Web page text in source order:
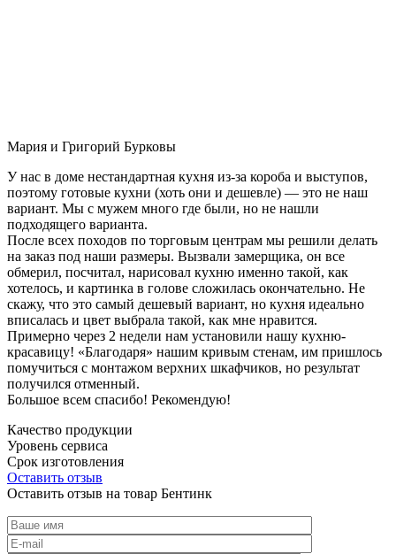
Мария и Григорий Бурковы
У нас в доме нестандартная кухня из-за короба и выступов,
поэтому готовые кухни (хоть они и дешевле) — это не наш
вариант. Мы с мужем много где были, но не нашли
подходящего варианта.
После всех походов по торговым центрам мы решили делать
на заказ под наши размеры. Вызвали замерщика, он все
обмерил, посчитал, нарисовал кухню именно такой, как
хотелось, и картинка в голове сложилась окончательно. Не
скажу, что это самый дешевый вариант, но кухня идеально
вписалась и цвет выбрала такой, как мне нравится.
Примерно через 2 недели нам установили нашу кухню-
красавицу! «Благодаря» нашим кривым стенам, им пришлось
помучиться с монтажом верхних шкафчиков, но результат
получился отменный.
Большое всем спасибо! Рекомендую!
Качество продукции
Уровень сервиса
Срок изготовления
Оставить отзыв
Оставить отзыв на товар Бентинк